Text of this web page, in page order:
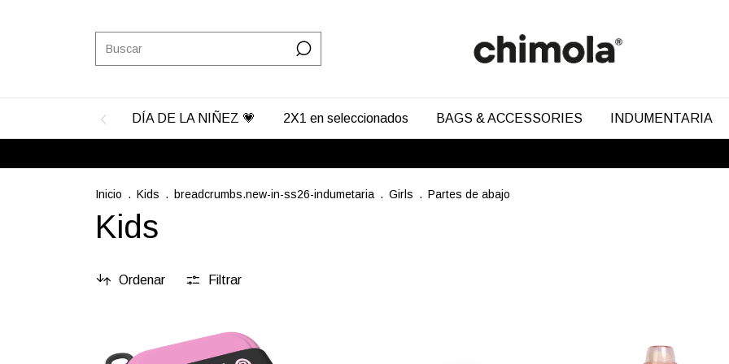
DÍA DE LA NIÑEZ 💗 2X1 en seleccionados BAGS & ACCESSORIES INDUMENTARIA
Inicio . Kids . breadcrumbs.new-in-ss26-indumetaria . Girls . Partes de abajo
Kids
Ordenar Filtrar